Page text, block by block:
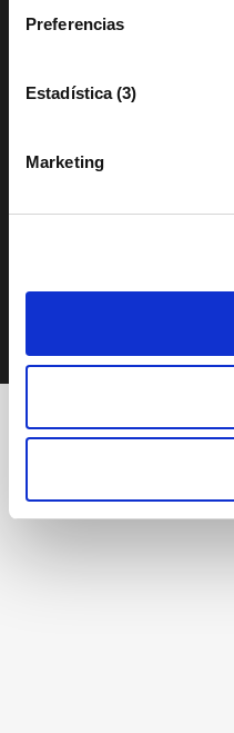
Preferencias
Estadística (3)
Marketing
lunes a jueves tardes 16h-18h